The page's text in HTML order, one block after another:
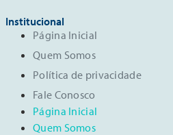
Institucional
Página Inicial
Quem Somos
Política de privacidade
Fale Conosco
Página Inicial
Quem Somos